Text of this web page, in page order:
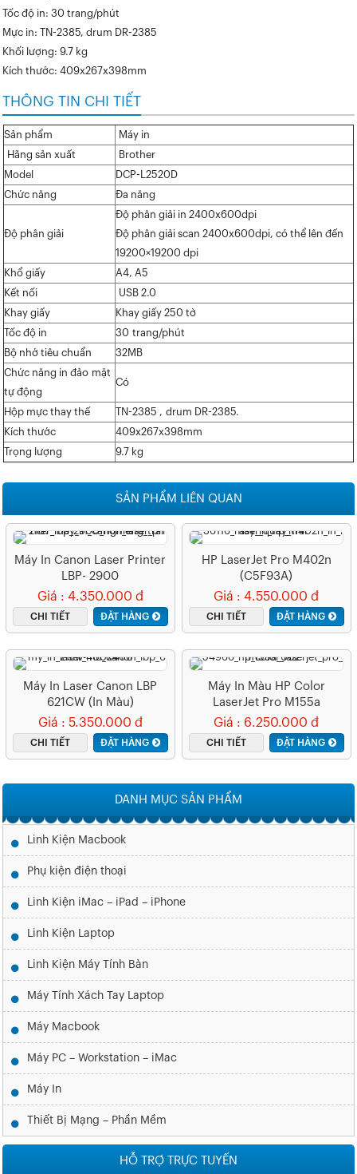
Tốc độ in: 30 trang/phút
Mực in: TN-2385, drum DR-2385
Khối lượng: 9.7 kg
Kích thước: 409x267x398mm
THÔNG TIN CHI TIẾT
Sản phẩm
Máy in
Hãng sản xuất
Brother
Model
DCP-L2520D
Chức năng
Đa năng
Độ phân giải
Độ phân giải in 2400x600dpi
Độ phân giải scan 2400x600dpi, có thể lên đến
19200×19200 dpi
Khổ giấy
A4, A5
Kết nối
USB 2.0
Khay giấy
Khay giấy 250 tờ
Tốc độ in
30 trang/phút
Bộ nhớ tiêu chuẩn
32MB
Chức năng in đảo mặt
tự động
Có
Hộp mực thay thế
TN-2385 , drum DR-2385.
Kích thước
409x267x398mm
Trọng lượng
9.7 kg
SẢN PHẨM LIÊN QUAN
Máy In Canon Laser Printer
LBP- 2900
Giá : 4.350.000 đ
CHI TIẾT ĐẶT HÀNG
HP LaserJet Pro M402n
(C5F93A)
Giá : 4.550.000 đ
CHI TIẾT ĐẶT HÀNG
Máy In Laser Canon LBP
621CW (In Màu)
Giá : 5.350.000 đ
CHI TIẾT ĐẶT HÀNG
Máy In Màu HP Color
LaserJet Pro M155a
(7KW48A)
Giá : 6.250.000 đ
CHI TIẾT ĐẶT HÀNG
DANH MỤC SẢN PHẨM
Linh Kiện Macbook
Phụ kiện điện thoại
Linh Kiện iMac – iPad – iPhone
Linh Kiện Laptop
Linh Kiện Máy Tính Bàn
Máy Tính Xách Tay Laptop
Máy Macbook
Máy PC – Workstation – iMac
Máy In
Thiết Bị Mạng – Phần Mềm
HỖ TRỢ TRỰC TUYẾN